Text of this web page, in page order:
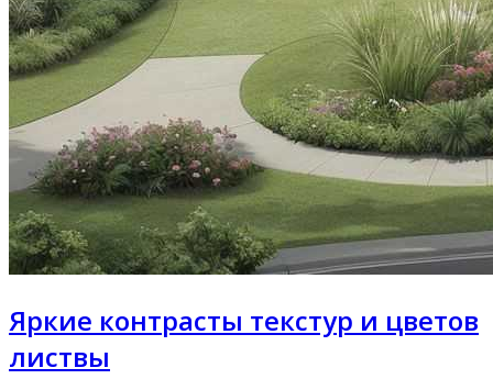
Яркие контрасты текстур и цветов
листвы